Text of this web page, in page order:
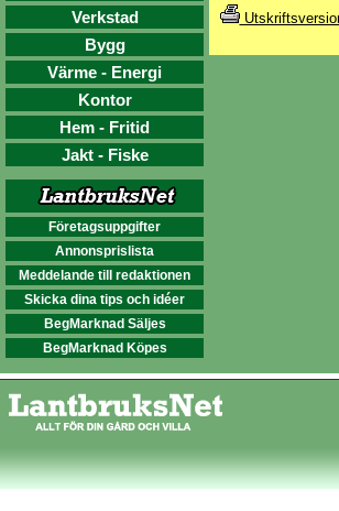
Verkstad
Bygg
Värme - Energi
Kontor
Hem - Fritid
Jakt - Fiske
Företagsuppgifter
Annonsprislista
Meddelande till redaktionen
Skicka dina tips och idéer
BegMarknad Säljes
BegMarknad Köpes